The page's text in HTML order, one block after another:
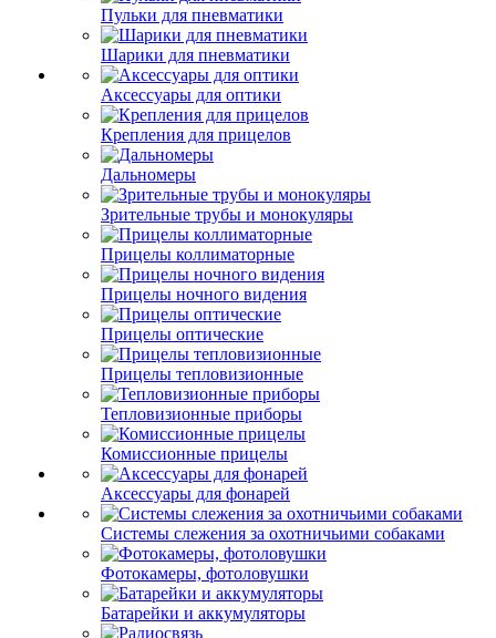
Пульки для пневматики
Шарики для пневматики
Аксессуары для оптики
Крепления для прицелов
Дальномеры
Зрительные трубы и монокуляры
Прицелы коллиматорные
Прицелы ночного видения
Прицелы оптические
Прицелы тепловизионные
Тепловизионные приборы
Комиссионные прицелы
Аксессуары для фонарей
Системы слежения за охотничьими собаками
Фотокамеры, фотоловушки
Батарейки и аккумуляторы